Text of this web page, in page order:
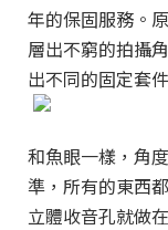
年的保固服務。
層出不窮的拍攝
出不同的固定套
和魚眼一樣，角
準，所有的東西
立體收音孔就做